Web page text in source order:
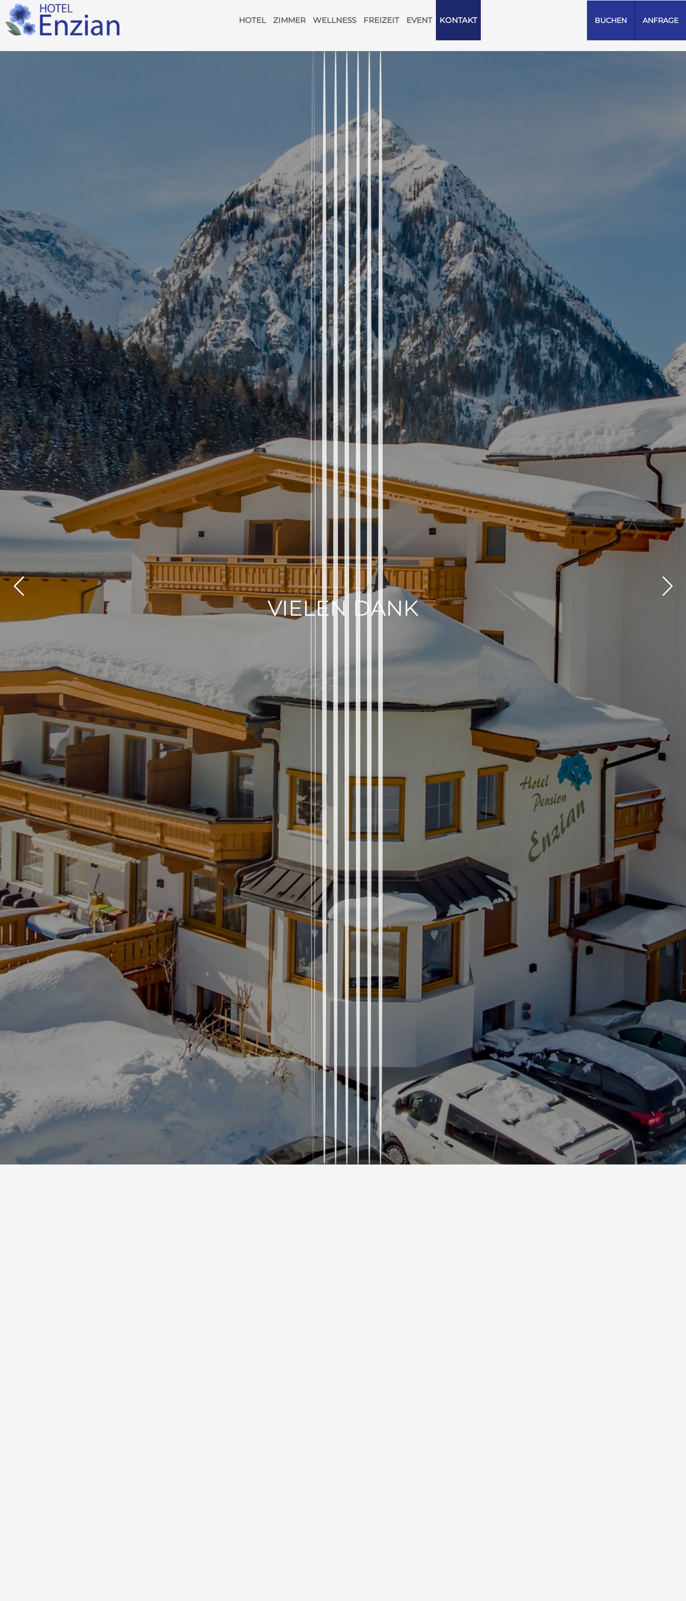
überspringen
HOTEL ZIMMER WELLNESS FREIZEIT EVENT KONTAKT BUCHEN ANFRAGE
VIELEN DANK